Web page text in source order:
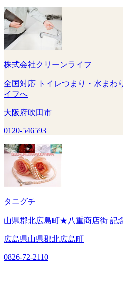
株式会社クリーンライフ
全国対応 トイレつまり・水まわ
イフへ
大阪府吹田市
0120-546593
タニグチ
山県郡北広島町★八重商店街 記
広島県山県郡北広島町
0826-72-2110